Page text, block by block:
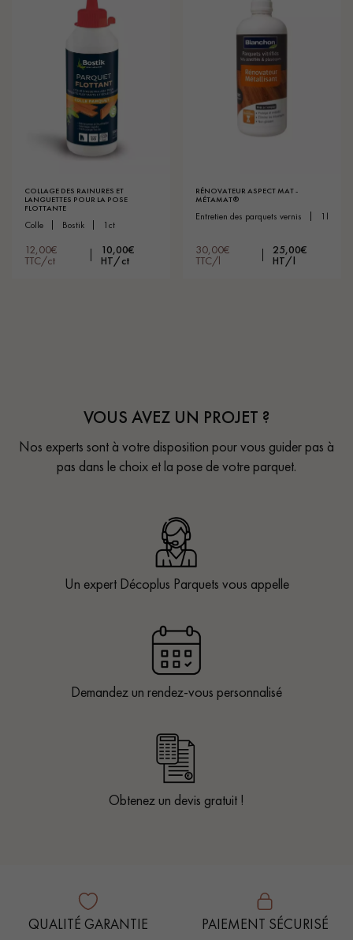
COLLAGE DES RAINURES ET
LANGUETTES POUR LA POSE
FLOTTANTE
colle bostik 1ct
12,00€
TTC/ct
10,00€
HT/ct
RÉNOVATEUR ASPECT MAT -
MÉTAMAT®
entretien des parquets vernis 1l
30,00€
TTC/l
25,00€
HT/l
VOUS AVEZ UN PROJET ?
Nos experts sont à votre disposition pour vous guider pas à
pas dans le choix et la pose de votre parquet.
Un expert Décoplus Parquets vous appelle
Demandez un rendez-vous personnalisé
Obtenez un devis gratuit !
QUALITÉ GARANTIE PAIEMENT SÉCURISÉ